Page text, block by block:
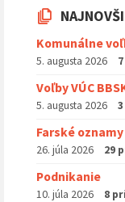
Komunálne
5. augusta 2026
Voľby VÚC
5. augusta 2026
Farské oznamy
26. júla 2026 29
Podnikanie
10. júla 2026 8